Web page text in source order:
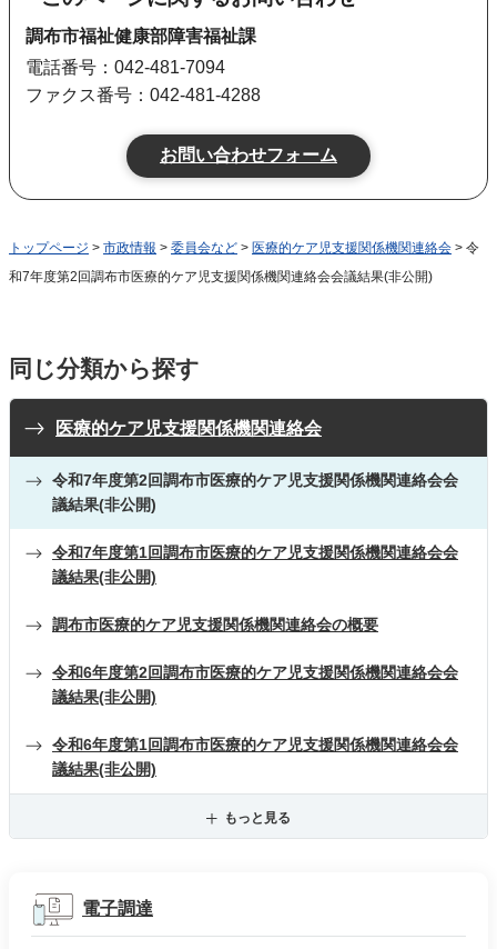
調布市福祉健康部障害福祉課
電話番号：042-481-7094
ファクス番号：042-481-4288
トップページ > 市政情報 > 委員会など > 医療的ケア児支援関係機関連絡会 > 令
和7年度第2回調布市医療的ケア児支援関係機関連絡会会議結果(非公開)
同じ分類から探す
医療的ケア児支援関係機関連絡会
令和7年度第2回調布市医療的ケア児支援関係機関連絡会会
議結果(非公開)
令和7年度第1回調布市医療的ケア児支援関係機関連絡会会
議結果(非公開)
調布市医療的ケア児支援関係機関連絡会の概要
令和6年度第2回調布市医療的ケア児支援関係機関連絡会会
議結果(非公開)
令和6年度第1回調布市医療的ケア児支援関係機関連絡会会
議結果(非公開)
もっと見る
電子調達